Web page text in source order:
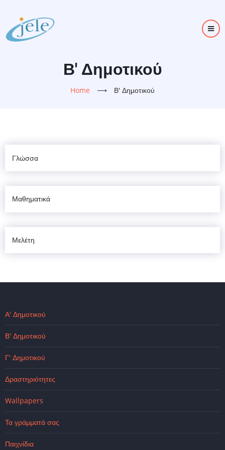
main
content
Β' Δημοτικού
Home ⟶ Β' Δημοτικού
Γλώσσα
Μαθηματικά
Μελέτη
Α' Δημοτικού
Β' Δημοτικού
Γ' Δημοτικού
Δραστηριότητες
Wallpapers
Τα γράμματά σας
Παιχνίδια